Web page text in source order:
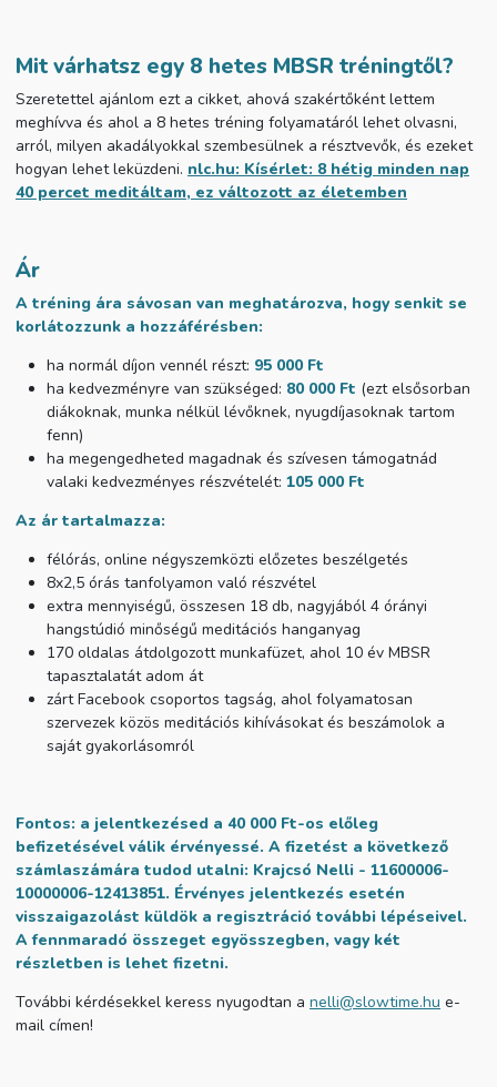
Mit várhatsz egy 8 hetes MBSR tréningtől?
Szeretettel ajánlom ezt a cikket, ahová szakértőként lettem
meghívva és ahol a 8 hetes tréning folyamatáról lehet olvasni,
arról, milyen akadályokkal szembesülnek a résztvevők, és ezeket
hogyan lehet leküzdeni. nlc.hu: Kísérlet: 8 hétig minden nap
40 percet meditáltam, ez változott az életemben
Ár
A tréning ára sávosan van meghatározva, hogy senkit se
korlátozzunk a hozzáférésben:
ha normál díjon vennél részt: 95 000 Ft
ha kedvezményre van szükséged: 80 000 Ft (ezt elsősorban
diákoknak, munka nélkül lévőknek, nyugdíjasoknak tartom
fenn)
ha megengedheted magadnak és szívesen támogatnád
valaki kedvezményes részvételét: 105 000 Ft
Az ár tartalmazza:
félórás, online négyszemközti előzetes beszélgetés
8x2,5 órás tanfolyamon való részvétel
extra mennyiségű, összesen 18 db, nagyjából 4 órányi
hangstúdió minőségű meditációs hanganyag
170 oldalas átdolgozott munkafüzet, ahol 10 év MBSR
tapasztalatát adom át
zárt Facebook csoportos tagság, ahol folyamatosan
szervezek közös meditációs kihívásokat és beszámolok a
saját gyakorlásomról
Fontos: a jelentkezésed a 40 000 Ft-os előleg
befizetésével válik érvényessé. A fizetést a következő
számlaszámára tudod utalni: Krajcsó Nelli - 11600006-
10000006-12413851. Érvényes jelentkezés esetén
visszaigazolást küldök a regisztráció további lépéseivel.
A fennmaradó összeget egyösszegben, vagy két
részletben is lehet fizetni.
További kérdésekkel keress nyugodtan a nelli@slowtime.hu e-
mail címen!